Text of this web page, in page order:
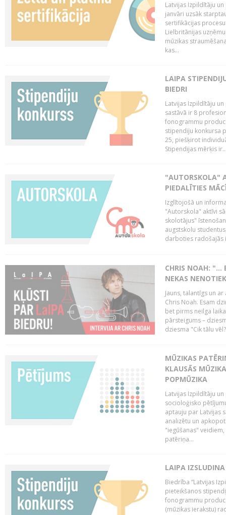
Latvijas Izpildītāju
janvāri uzsāk
sertifikācijas
Lielbritānijas
mūzikas
kas...
LAIPA
BIEDRI
Latvijas Izpildītāju
sastāvā ir 8
fonogrammu
stipendiju konkursa
25, piešķirot
Stipendijas mērķis
"AUTORSKOLA"
PIEDALĪTIES
Izglītojošā un
"Autorskola" aktīvi
skolotājus"
augstskolu
darboties radošajās
CHRIS NOAH: "…
NEKAS
Jauns, talantīgs un
Chris Noah. Esam
bet pirms neilga
pārsteigums –
dziesma "Cik tālu
MŪZIKAS
KLAUSĀS
POPMŪZIKA
Latvijas Izpildītāju
socioloģisko
aptauju par Latvijas
analizētu un
"iegūšanas"
patēriņa...
LAIPA
Biedrība “Latvijas
pieteikšanos
fonogrammu
(mūzikas ierakstu)